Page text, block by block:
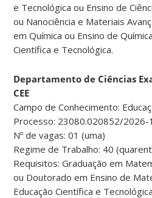
e Tecnológica ou Ensino de
ou Nanociência e Materiais
em Química ou Ensino de
Científica e Tecnológica.
Departamento de Ciências
CEE
Campo de Conhecimento:
Processo: 23080.020852/2026-
Nº de vagas: 01 (uma)
Regime de Trabalho: 40
Requisitos: Graduação em
ou Doutorado em Ensino de
Educação Científica e